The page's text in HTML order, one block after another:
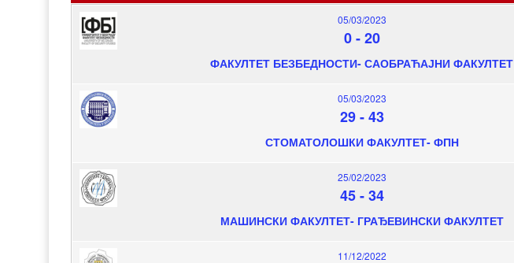
05/03/2023
0-20
ФАКУЛТЕТ БЕЗБЕДНОСТИ- САОБРАЋАЈНИ ФАКУЛТЕТ
05/03/2023
29-43
СТОМАТОЛОШКИ ФАКУЛТЕТ- ФПН
25/02/2023
45-34
МАШИНСКИ ФАКУЛТЕТ- ГРАЂЕВИНСКИ ФАКУЛТЕТ
11/12/2022